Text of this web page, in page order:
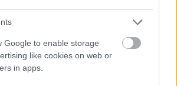
Google to enable storage
like cookies on web or
in apps.
meniru pergerakan semula jadi,
mudah untuk bersenam tanpa
yang bagus untuk mereka
aktif semasa pemulihan.